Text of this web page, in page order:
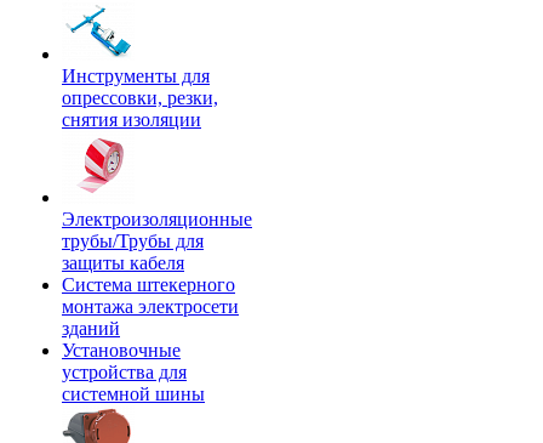
Инструменты для
опрессовки, резки,
снятия изоляции
Электроизоляционные
трубы/Трубы для
защиты кабеля
Система штекерного
монтажа электросети
зданий
Установочные
устройства для
системной шины